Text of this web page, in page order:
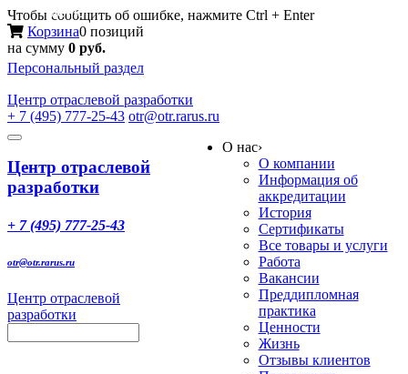
Чтобы сообщить об ошибке, нажмите Ctrl + Enter
Корзина0 позиций
на сумму 0 руб.
Персональный раздел
Центр отраслевой разработки
+ 7 (495) 777-25-43 otr@otr.rarus.ru
Toggle
Меню
Центр отраслевой
разработки
+ 7 (495) 777-25-43
otr@otr.rarus.ru
Центр отраслевой
разработки
О нас›
О компании
Информация об
аккредитации
История
Сертификаты
Все товары и услуги
Работа
Вакансии
Преддипломная
практика
Ценности
Жизнь
Отзывы клиентов